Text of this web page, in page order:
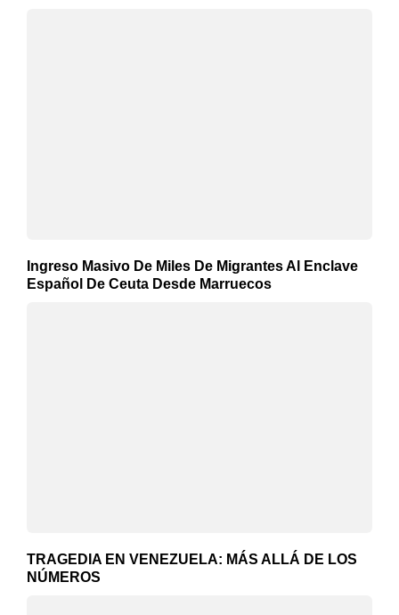
Ingreso Masivo De Miles De Migrantes Al Enclave
Español De Ceuta Desde Marruecos
TRAGEDIA EN VENEZUELA: MÁS ALLÁ DE LOS
NÚMEROS